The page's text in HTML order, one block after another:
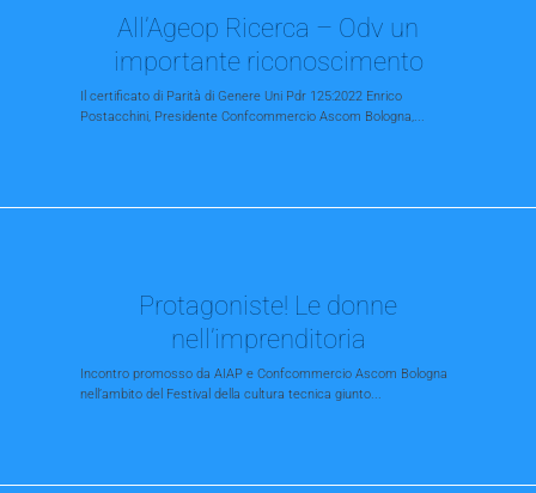
All’Ageop Ricerca – Odv un
importante riconoscimento
Il certificato di Parità di Genere Uni Pdr 125:2022 Enrico
Postacchini, Presidente Confcommercio Ascom Bologna,...
Protagoniste! Le donne
nell’imprenditoria
Incontro promosso da AIAP e Confcommercio Ascom Bologna
nell’ambito del Festival della cultura tecnica giunto...